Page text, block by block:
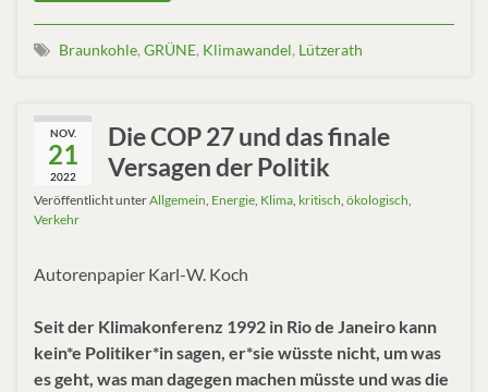
Braunkohle, GRÜNE, Klimawandel, Lützerath
NOV.
21
2022
Die COP 27 und das finale
Versagen der Politik
Veröffentlicht unterAllgemein Energie Klima kritisch ökologisch
Verkehr
Autorenpapier Karl-W. Koch
Seit der Klimakonferenz 1992 in Rio de Janeiro kann
kein*e Politiker*in sagen, er*sie wüsste nicht, um was
es geht, was man dagegen machen müsste und was die